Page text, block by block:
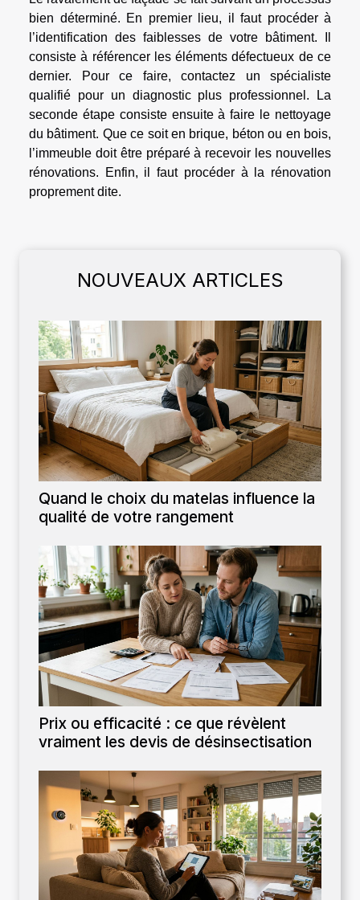
bien déterminé. En premier lieu, il faut procéder à
l’identification des faiblesses de votre bâtiment. Il
consiste à référencer les éléments défectueux de ce
dernier. Pour ce faire, contactez un spécialiste
qualifié pour un diagnostic plus professionnel. La
seconde étape consiste ensuite à faire le nettoyage
du bâtiment. Que ce soit en brique, béton ou en bois,
l’immeuble doit être préparé à recevoir les nouvelles
rénovations. Enfin, il faut procéder à la rénovation
proprement dite.
NOUVEAUX ARTICLES
Quand le choix du matelas influence la
qualité de votre rangement
Prix ou efficacité : ce que révèlent
vraiment les devis de désinsectisation